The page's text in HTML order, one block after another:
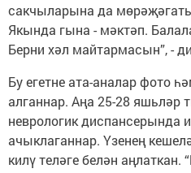
сакчыларына да
Якында гына - мәктәп.
Берни хәл майтармасын”, -
Бу егетне ата-аналар фото
алганнар. Аңа 25-28 яшьләр
неврологик диспансерында
ачыклаганнар. Үзенең
килү теләге белән аңлаткан.